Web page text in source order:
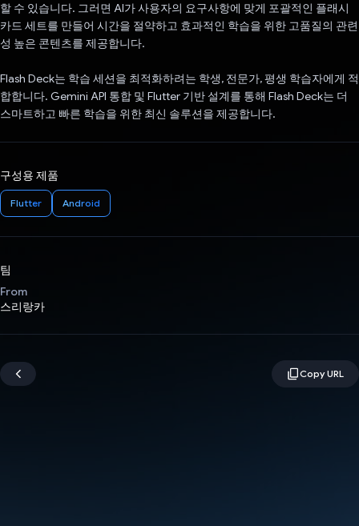
할 수 있습니다. 그러면 AI가 사용자의 요구사항에 맞게 포괄적인 플래시
카드 세트를 만들어 시간을 절약하고 효과적인 학습을 위한 고품질의 관련
성 높은 콘텐츠를 제공합니다.
Flash Deck는 학습 세션을 최적화하려는 학생, 전문가, 평생 학습자에게 적
합합니다. Gemini API 통합 및 Flutter 기반 설계를 통해 Flash Deck는 더
스마트하고 빠른 학습을 위한 최신 솔루션을 제공합니다.
구성용 제품
Flutter Android
팀
From
스리랑카